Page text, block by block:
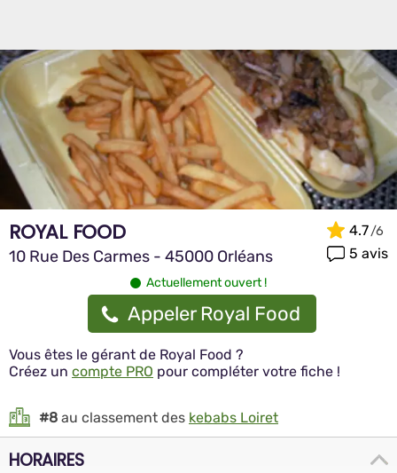
ROYAL FOOD
10 Rue Des Carmes - 45000 Orléans
4.7
5 avis
Actuellement ouvert !
Appeler Royal Food
Vous êtes le gérant de Royal Food ?
Créez un compte PRO pour compléter votre fiche !
#8 au classement des kebabs Loiret
HORAIRES